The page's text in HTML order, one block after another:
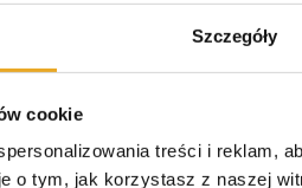
Szczegóły
cookie
treści i reklam,
o tym, jak korzystasz z naszej
na kierunku zarządzanie.
Początkowo pracowałem jako
i miłośnik kraftowego piwa.